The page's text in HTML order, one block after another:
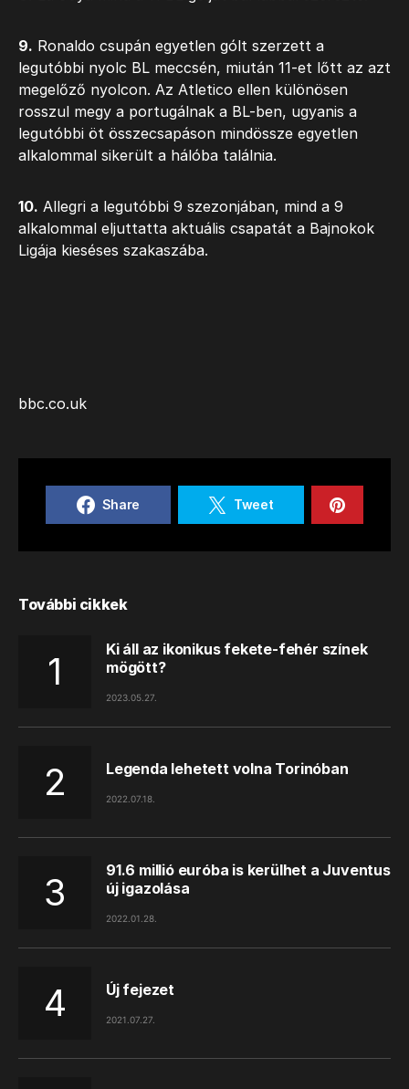
9. Ronaldo csupán egyetlen gólt szerzett a
legutóbbi nyolc BL meccsén, miután 11-et lőtt az azt
megelőző nyolcon. Az Atletico ellen különösen
rosszul megy a portugálnak a BL-ben, ugyanis a
legutóbbi öt összecsapáson mindössze egyetlen
alkalommal sikerült a hálóba találnia.
10. Allegri a legutóbbi 9 szezonjában, mind a 9
alkalommal eljuttatta aktuális csapatát a Bajnokok
Ligája kieséses szakaszába.
bbc.co.uk
Share Tweet
További cikkek
Ki áll az ikonikus fekete-fehér színek
mögött?
2023.05.27.
Legenda lehetett volna Torinóban
2022.07.18.
91.6 millió euróba is kerülhet a Juventus
új igazolása
2022.01.28.
Új fejezet
2021.07.27.